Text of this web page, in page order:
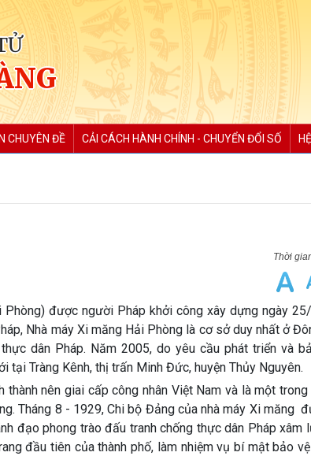
CHUYÊN ĐỀ CẢI CÁCH HÀNH CHÍNH - CHUYỂN ĐỔI SỐ
được người Pháp khởi công xây dựng ngày
Nhà máy Xi măng Hải Phòng là cơ sở duy nhất ở
dân Pháp. Năm 2005, do yêu cầu phát triển và
Tràng Kênh, thị trấn Minh Đức, huyện Thủy Nguyên.
nên giai cấp công nhân Việt Nam và là một trong
Tháng 8 - 1929, Chi bộ Đảng của nhà máy Xi măng
đạo phong trào đấu tranh chống thực dân Pháp xâm
đầu tiên của thành phố, làm nhiệm vụ bí mật bảo